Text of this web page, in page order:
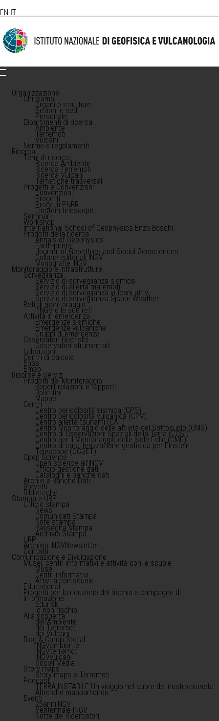
EN IT
Organizzazione
Chi siamo
Organi e strutture
Sezioni e sedi
Personale
Dipartimenti di ricerca
Ambiente
Terremoti
Vulcani
Norme e regolamenti
Ricerca
Temi di ricerca
Ricerca Ambiente
Ricerca Terremoti
Ricerca Vulcani
Tematiche trasversali
Progetti e Convenzioni
Convenzioni
Progetti
Progetti PNRR
Einstein telescope
Seminari
Workshop
International School of Geophysics Enzo Boschi
Prodotti della ricerca
Annals of Geophysics
Earth-prints
Journal of Geoethics and Social Geosciences
Collane editoriali INGV
Monografie INGV
Monitoraggio e infrastrutture
Sorveglianza
Servizio di sorveglianza sismica
Servizio di allerta maremoti
Servizio di sorveglianza vulcani attivi
Servizio di sorveglianza Space Weather
Reti di monitoraggio
l'INGV e le sue reti
Attività in emergenza
Emergenze sismiche
Emergenze vulcaniche
Gruppi di emergenza
Osservatori Geofisici
Osservatori strumentali
Laboratori
Centri di calcolo
Epos
Emso
Risorse e Servizi
Prodotti del Monitoraggio
Report relazioni e rapporti
Bollettini
Mappe
Centri
Centro pericolosità sismica (CPS)
Centro pericolosità vulcanica (CPV)
Centro allerta tsunami (CAT)
Centro Monitoraggio delle attività del Sottosuolo (CMS)
Centro di Osservazioni Spaziali della Terra (COS )
Centro per il Monitoraggio delle Isole Eolie (CME)
Centro di caratterizzazione geofisica per Einstein
Telescope (CCGET)
Open Science
Open science all'INGV
Ufficio gestione dati
Cataloghi e banche dati
Archivi e Banche Dati
Brevetti
Biblioteche
Stampa e URP
Ufficio stampa
News
Comunicati Stampa
Note stampa
Rassegna stampa
Archivio Stampa
URP
Archivio INGVNewsletter
Contatti
Comunicazione e Divulgazione
Musei, centri informativi e attività con le scuole
Musei
Centri informativi
Attività con scuole
Educational
Progetti per la riduzione del rischio e campagne di
informazione
Edurisk
Io non rischio
Alla scoperta
dell'Ambiente
dei Terremoti
dei Vulcani
Blog & Canali Social
INGVambiente
INGVterremoti
INGVvulcani
Social Media
Story maps
Story maps e Terremoti
Podcast
TERRA INSTABILE Un viaggio nel cuore del nostro pianeta
Altro che mappamondo
Eventi
25anniINGV
Ventennale INGV
Notte dei Ricercatori